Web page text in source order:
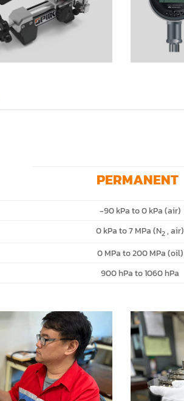
PERMANENT
-90 kPa to 0 kPa (air)
0 kPa to 7 MPa (N2, air)
0 MPa to 200 MPa (oil)
900 hPa to 1060 hPa